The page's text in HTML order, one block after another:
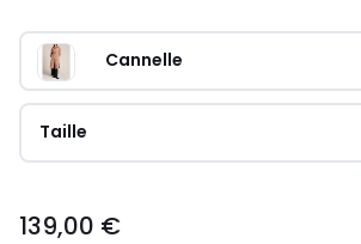
Cannelle
Taille
€.
139,00 €